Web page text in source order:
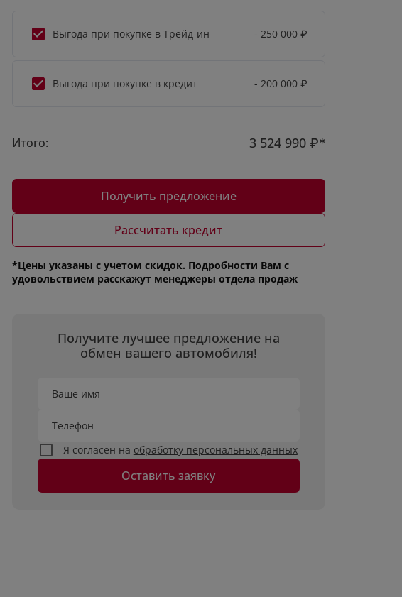
Выгода при покупке в Трейд-ин - 250 000 ₽
Выгода при покупке в кредит - 200 000 ₽
Итого: 3 524 990 ₽*
Получить предложение
Рассчитать кредит
*Цены указаны с учетом скидок. Подробности Вам с
удовольствием расскажут менеджеры отдела продаж
Получите лучшее предложение на
обмен вашего автомобиля!
Ваше имя
Телефон
Я согласен на обработку персональных данных
Оставить заявку